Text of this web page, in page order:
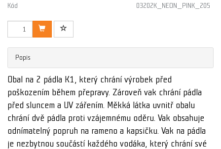
Kód
03202K_NEON_PINK_205
Popis
Obal na 2 pádla K1, který chrání výrobek před
poškozením během přepravy. Zároveň vak chrání pádla
před sluncem a UV zářením. Měkká látka uvnitř obalu
chrání dvě pádla proti vzájemnému oděru. Vak obsahuje
odnímatelný popruh na rameno a kapsičku. Vak na pádla
je nezbytnou součástí každého vodáka, který chrání své